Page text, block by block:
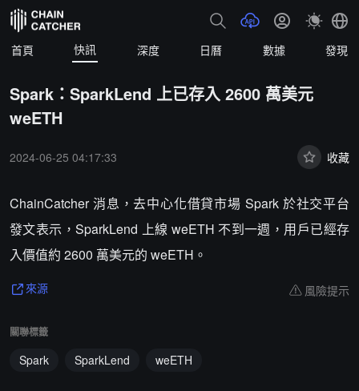
首頁 快訊 深度 日曆 數據 發現
Spark：SparkLend 上已存入 2600 萬美元
weETH
2024-06-25 04:17:33 收藏
ChainCatcher 消息，去中心化借貸市場 Spark 於社交平台
發文表示，SparkLend 上線 weETH 不到一週，用戶已經存
入價值約 2600 萬美元的 weETH。
來源 風險提示
關聯標籤
Spark SparkLend weETH